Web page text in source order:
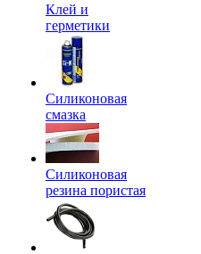
Клей и
герметики
Силиконовая
смазка
Силиконовая
резина пористая